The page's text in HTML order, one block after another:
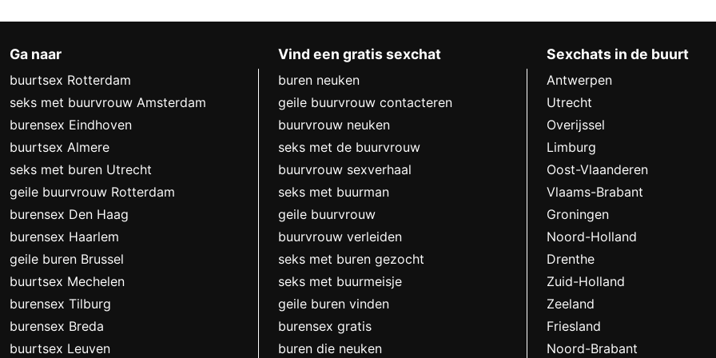
Ga naar
buurtsex Rotterdam
seks met buurvrouw Amsterdam
burensex Eindhoven
buurtsex Almere
seks met buren Utrecht
geile buurvrouw Rotterdam
burensex Den Haag
burensex Haarlem
geile buren Brussel
buurtsex Mechelen
burensex Tilburg
burensex Breda
buurtsex Leuven
Vind een gratis sexchat
buren neuken
geile buurvrouw contacteren
buurvrouw neuken
seks met de buurvrouw
buurvrouw sexverhaal
seks met buurman
geile buurvrouw
buurvrouw verleiden
seks met buren gezocht
seks met buurmeisje
geile buren vinden
burensex gratis
buren die neuken
Sexchats in de buurt
Antwerpen
Utrecht
Overijssel
Limburg
Oost-Vlaanderen
Vlaams-Brabant
Groningen
Noord-Holland
Drenthe
Zuid-Holland
Zeeland
Friesland
Noord-Brabant